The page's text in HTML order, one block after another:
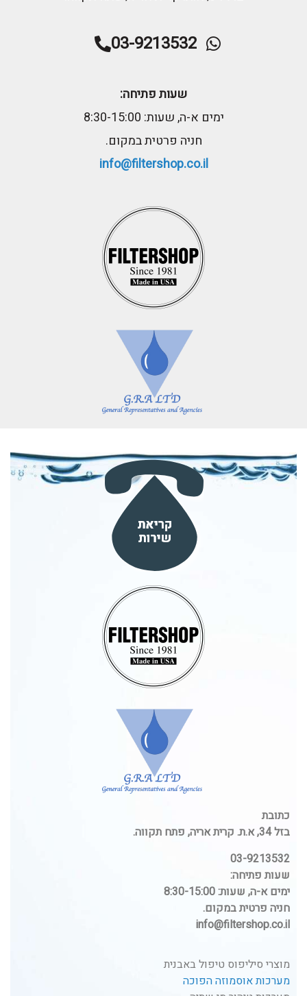
03-9213532
שעות פתיחה:
ימים א-ה, שעות: 8:30-15:00
חניה פרטית במקום.
info@filtershop.co.il
כתובת
בזל 34, א.ת. קרית אריה, פתח תקווה.
03-9213532
שעות פתיחה:
ימים א-ה, שעות: 8:30-15:00
חניה פרטית במקום.
info@filtershop.co.il
מוצרי סיליפוס טיפול באבנית
מערכות אוסמוזה הפוכה